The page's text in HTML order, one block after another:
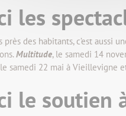
les
près des habitants, c’est aussi
Multitude, le samedi 14
le samedi 22 mai à Vieillevigne
le soutien